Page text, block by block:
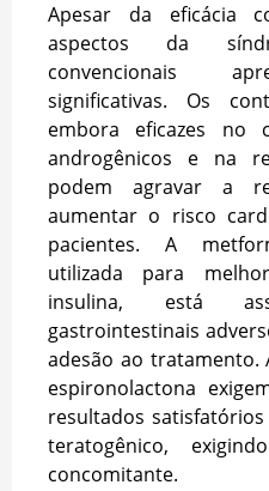
Apesar da eficácia
aspectos da
convencionais
significativas. Os
embora eficazes no
androgênicos e na
podem agravar a
aumentar o risco
pacientes. A
utilizada para
insulina, está
gastrointestinais
adesão ao tratamento.
espironolactona
resultados
teratogênico,
concomitante.